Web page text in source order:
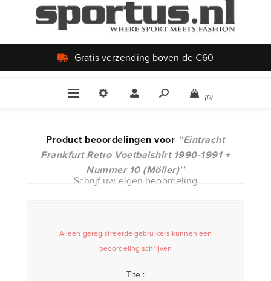
Gratis verzending boven de €60
(0)
Product beoordelingen voor
Eintracht
Frankfurt Retro Voetbalshirt 1990-1991 +
Nummer 10 (Möller)
Schrijf uw eigen beoordeling
Alleen geregistreerde gebruikers kunnen een
beoordeling schrijven
Titel: